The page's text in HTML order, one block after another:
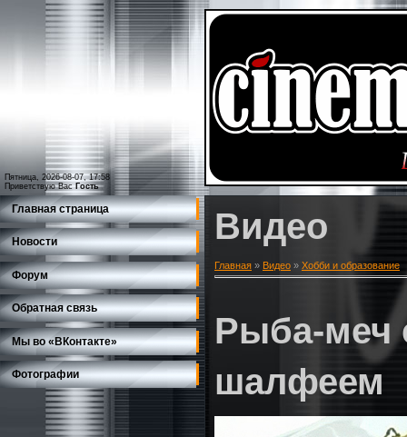
Пятница, 2026-08-07, 17:58
Приветствую Вас Гость
Главная страница
Новости
Форум
Обратная связь
Мы во «ВКонтакте»
Фотографии
Видео
Главная » Видео » Хобби и образование
Рыба-меч
шалфеем